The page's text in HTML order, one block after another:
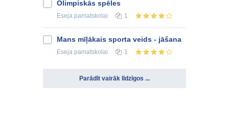
Olimpiskās spēles
Eseja pamatskolai 1
Mans mīļākais sporta veids - jāšana
Eseja pamatskolai 1
Parādīt vairāk līdzīgos ...